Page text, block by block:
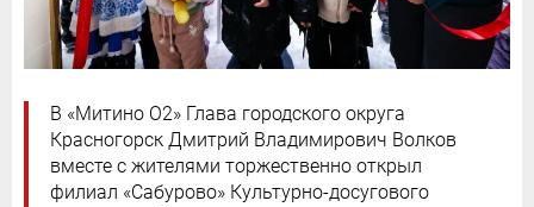
В «Митино О2» Глава городского округа
Красногорск Дмитрий Владимирович Волков
вместе с жителями торжественно открыл
филиал «Сабурово» Культурно-досугового